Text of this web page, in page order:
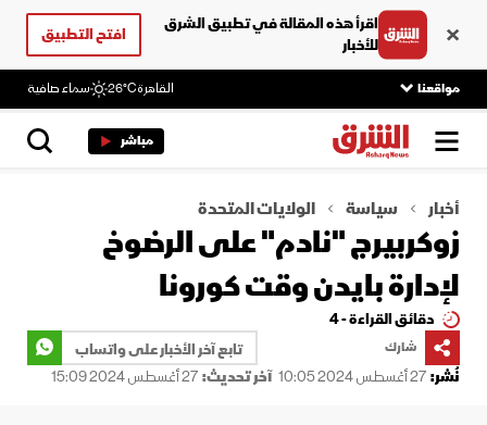
اقرأ هذه المقالة في تطبيق الشرق
للأخبار
افتح التطبيق
مواقعنا القاهرة26°C سماء صافية
مباشر
أخبار سياسة الولايات المتحدة
زوكربيرج "نادم" على الرضوخ
لإدارة بايدن وقت كورونا
دقائق القراءة - 4
شارك
تابع آخر الأخبار على واتساب
نُشر:27 أغسطس 2024 10:05 آخر تحديث:27 أغسطس 2024 15:09